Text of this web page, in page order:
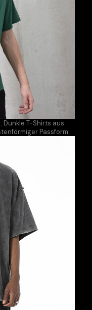
T-Shirts aus
Passform